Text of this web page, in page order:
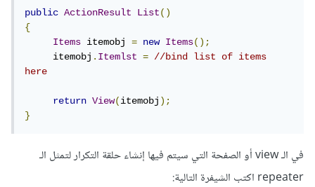
public ActionResult List()
{
Items itemobj = new Items();
     itemobj
.Itemlst =
//bind list of items
here
return View(itemobj);
}
في الـ view أو الصفحة التي سيتم فيها إنشاء حلقة التكرار لتمثل الـ
repeater اكتب الشيفرة التالية: